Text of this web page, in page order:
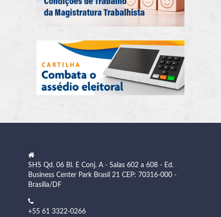
SHS Qd. 06 Bl. E Conj. A - Salas 602 a 608 - Ed.
Business Center Park Brasil 21 CEP: 70316-000 -
Brasília/DF
+55 61 3322-0266